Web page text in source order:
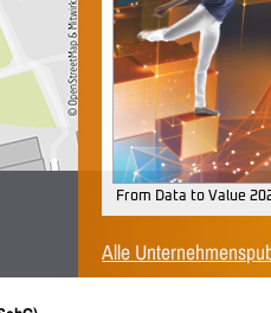
From Data to Value
Alle